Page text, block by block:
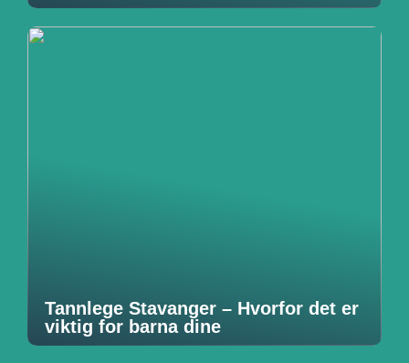
Tannlege Stavanger – Hvorfor det er
viktig for barna dine